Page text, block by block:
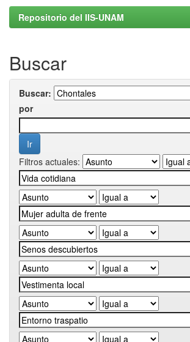
Repositorio del IIS-UNAM
Buscar
Buscar:
por
Filtros actuales: